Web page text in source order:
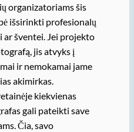
organizatoriams šis
išsirinkti profesionalų
šventei. Jei projekto
jis atvyks į
ir nemokamai jame
akimirkas.
kiekvienas
gali pateikti save
Čia, savo